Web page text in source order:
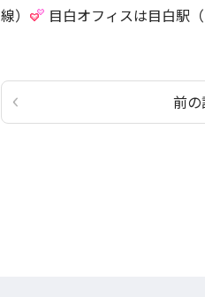
線）
目白オフィスは目白駅（
前